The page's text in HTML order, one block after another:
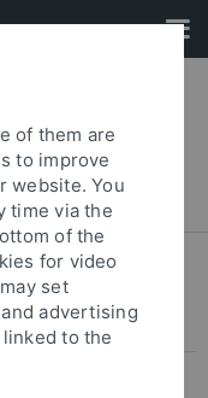
德国篇章
of them are
to improve
website. You
time via the
of the
for video
set
advertising
to the